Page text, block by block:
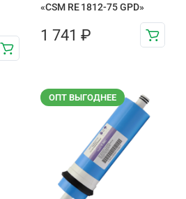
«CSM RE 1812-75 GPD»
1 741 ₽
ОПТ ВЫГОДНЕЕ